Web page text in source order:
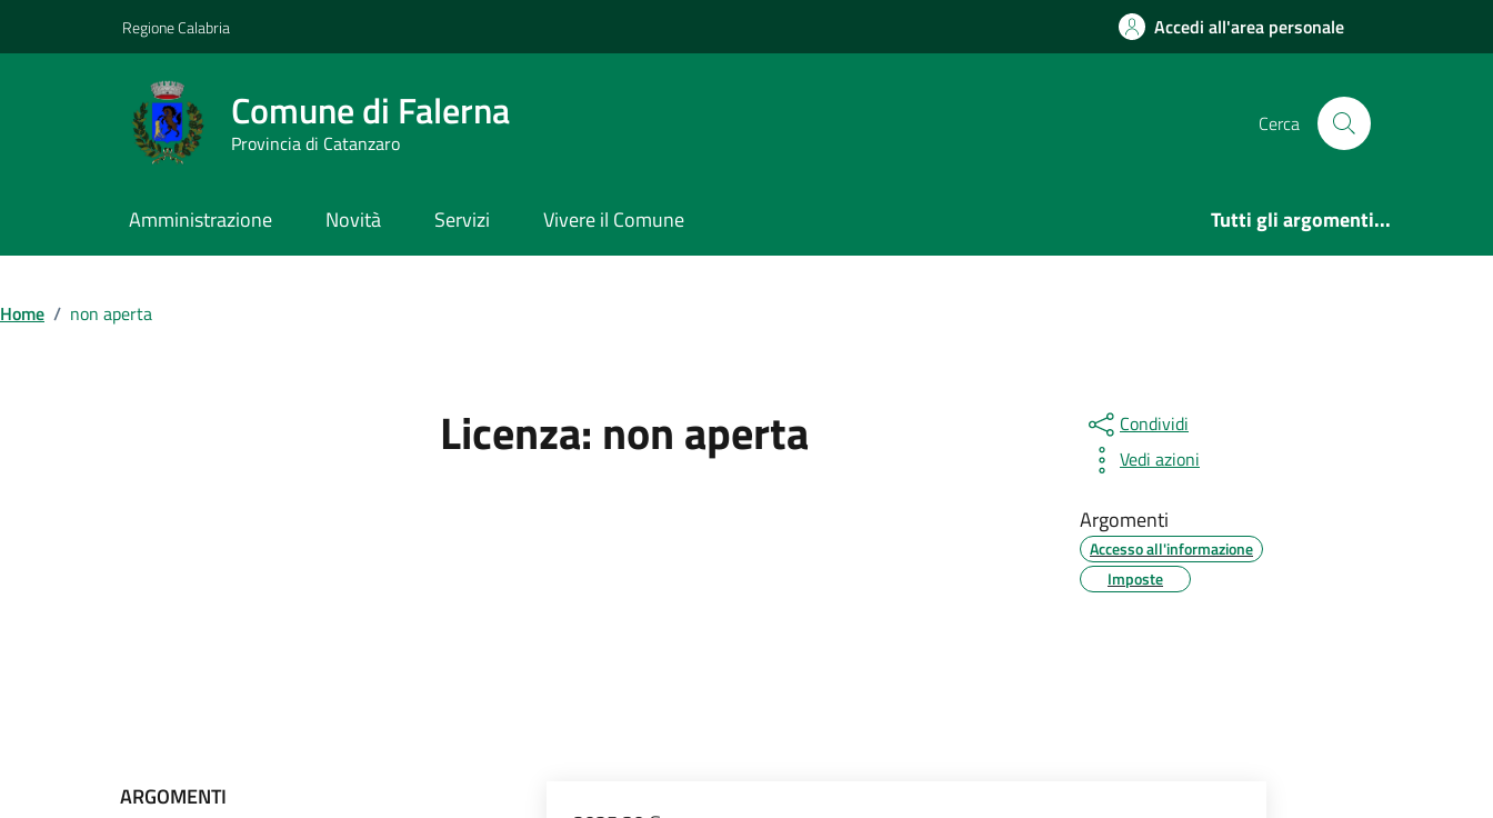
Regione Calabria Accedi all'area personale
Comune di Falerna
Provincia di Catanzaro
Cerca
Amministrazione Novità Servizi Vivere il Comune Tutti gli argomenti...
Home / non aperta
Licenza: non aperta
Condividi
Vedi azioni
Argomenti
Accesso all'informazione
Imposte
ARGOMENTI